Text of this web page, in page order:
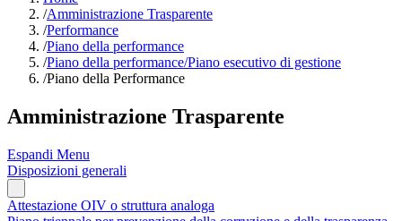
/Amministrazione Trasparente
/Performance
/Piano della performance
/Piano della performance/Piano esecutivo di gestione
/Piano della Performance
Amministrazione Trasparente
Espandi Menu
Disposizioni generali
Attestazione OIV o struttura analoga